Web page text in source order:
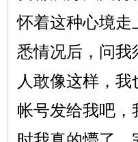
怀着这种心境走
悉情况后，问我
人敢像这样，
帐号发给我吧，